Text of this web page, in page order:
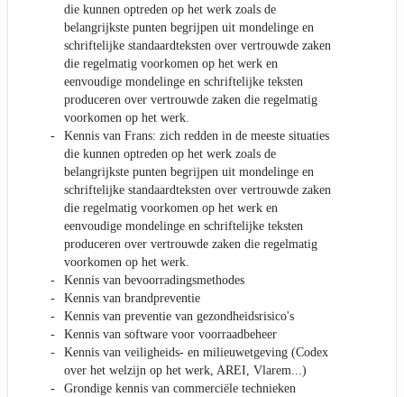
die kunnen optreden op het werk zoals de
belangrijkste punten begrijpen uit mondelinge en
schriftelijke standaardteksten over vertrouwde zaken
die regelmatig voorkomen op het werk en
eenvoudige mondelinge en schriftelijke teksten
produceren over vertrouwde zaken die regelmatig
voorkomen op het werk.
Kennis van Frans: zich redden in de meeste situaties
die kunnen optreden op het werk zoals de
belangrijkste punten begrijpen uit mondelinge en
schriftelijke standaardteksten over vertrouwde zaken
die regelmatig voorkomen op het werk en
eenvoudige mondelinge en schriftelijke teksten
produceren over vertrouwde zaken die regelmatig
voorkomen op het werk.
Kennis van bevoorradingsmethodes
Kennis van brandpreventie
Kennis van preventie van gezondheidsrisico's
Kennis van software voor voorraadbeheer
Kennis van veiligheids- en milieuwetgeving (Codex
over het welzijn op het werk, AREI, Vlarem...)
Grondige kennis van commerciële technieken